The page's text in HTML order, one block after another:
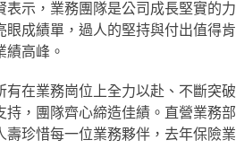
表示，業務團隊是公司成長堅實的
眼成績單，過人的堅持與付出值得
績高峰。
有在業務崗位上全力以赴、不斷突
持，團隊齊心締造佳績。直營業務
壽珍惜每一位業務夥伴，去年保險